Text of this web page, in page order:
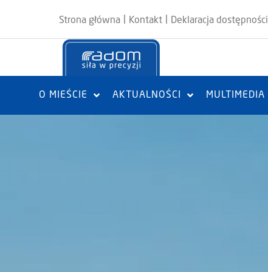
Strona główna Kontakt Deklaracja dostępności
O MIEŚCIE AKTUALNOŚCI MULTIMEDIA